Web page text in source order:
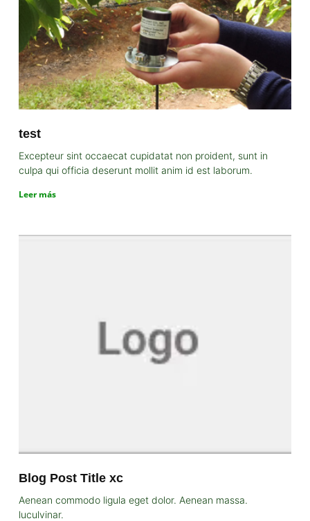
test
Excepteur sint occaecat cupidatat non proident, sunt in
culpa qui officia deserunt mollit anim id est laborum.
Leer más
Blog Post Title xc
Aenean commodo ligula eget dolor. Aenean massa.
luculvinar.